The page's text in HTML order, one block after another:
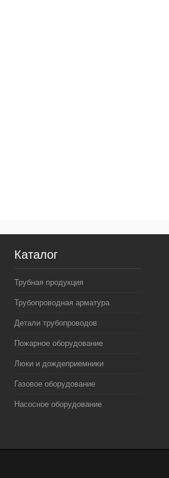
Каталог
Трубная продукция
Трубопроводная арматура
Детали трубопроводов
Пожарное оборудование
Люки и дождеприемники
Газовое оборудование
Насосное оборудование